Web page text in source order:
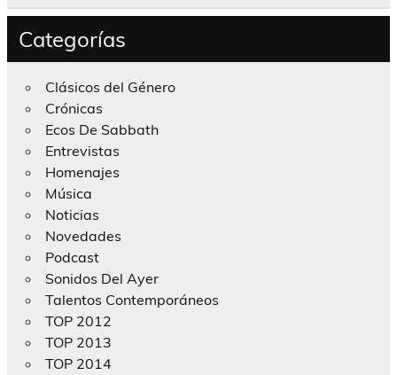
Categorías
Clásicos del Género
Crónicas
Ecos De Sabbath
Entrevistas
Homenajes
Música
Noticias
Novedades
Podcast
Sonidos Del Ayer
Talentos Contemporáneos
TOP 2012
TOP 2013
TOP 2014